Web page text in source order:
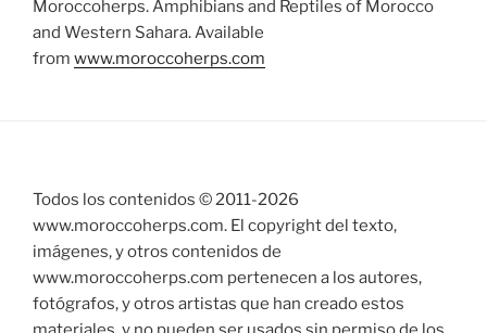
Moroccoherps. Amphibians and Reptiles of Morocco
and Western Sahara. Available
from www.moroccoherps.com
Todos los contenidos © 2011-2026
www.moroccoherps.com. El copyright del texto,
imágenes, y otros contenidos de
www.moroccoherps.com pertenecen a los autores,
fotógrafos, y otros artistas que han creado estos